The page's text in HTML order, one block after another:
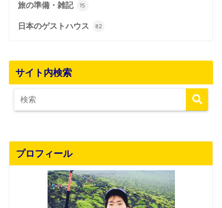
旅の準備・雑記 15
日本のゲストハウス 82
サイト内検索
プロフィール